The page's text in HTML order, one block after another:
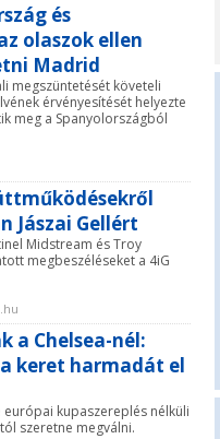
és
olaszok ellen
Madrid
megszüntetését követeli
érvényesítését helyezte
meg a Spanyolországból
Jászai Gellért
Midstream és Troy
megbeszéléseket a 4iG
a Chelsea-nél:
keret harmadát el
kupaszereplés nélküli
szeretne megválni.